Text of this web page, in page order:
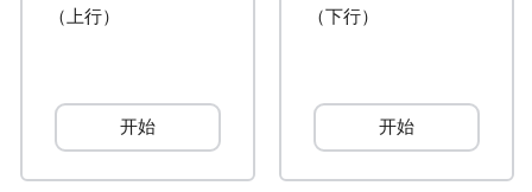
日本語
（上行）
开始
（下行）
开始